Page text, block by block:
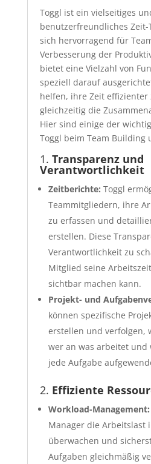
Toggl ist ein vielseitiges
benutzerfreundliches Zeit-
sich hervorragend für
Verbesserung der
bietet eine Vielzahl von
speziell darauf
helfen, ihre Zeit
gleichzeitig die
Hier sind einige der
Toggl beim Team Building
1. Transparenz und
Verantwortlichkeit
Zeitberichte: Toggl
Teammitgliedern, ihre
zu erfassen und
erstellen. Diese
Verantwortlichkeit zu
Mitglied seine
sichtbar machen kann.
Projekt- und
können spezifische
erstellen und verfolgen,
wer an was arbeitet und
jede Aufgabe
2. Effiziente
Workload-Management:
Manager die Arbeitslast
überwachen und
Aufgaben gleichmäßig